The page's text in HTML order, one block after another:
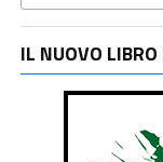
IL NUOVO